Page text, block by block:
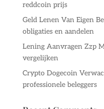
reddcoin prijs
Geld Lenen Van Eigen
obligaties en aandelen
Lening Aanvragen Zzp
vergelijken
Crypto Dogecoin
professionele beleggers